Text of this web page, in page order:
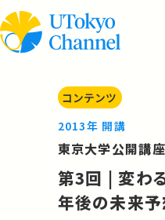
コンテンツ
2013年 開講
東京大学公開講座
第3回 | 変わ
年後の未来